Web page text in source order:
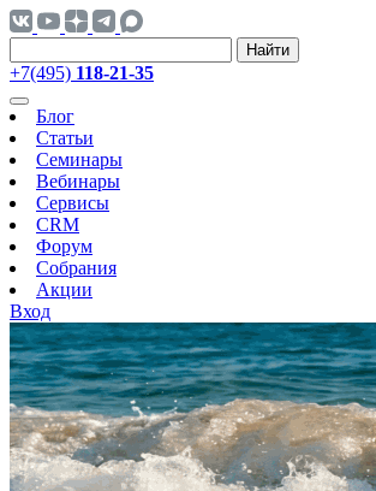
Найти
+7(495) 118-21-35
Блог
Статьи
Семинары
Вебинары
Сервисы
CRM
Форум
Собрания
Акции
Вход